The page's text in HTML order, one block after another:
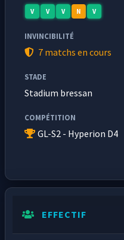
V V V N V
INVINCIBILITÉ
7 matchs en cours
STADE
Stadium bressan
COMPÉTITION
GL-S2 - Hyperion D4
EFFECTIF